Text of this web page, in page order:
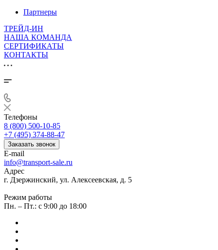
Партнеры
ТРЕЙД-ИН
НАША КОМАНДА
СЕРТИФИКАТЫ
КОНТАКТЫ
Телефоны
8 (800) 500-10-85
+7 (495) 374-88-47
Заказать звонок
E-mail
info@transport-sale.ru
Адрес
г. Дзержинский, ул. Алексеевская, д. 5
Режим работы
Пн. – Пт.: с 9:00 до 18:00